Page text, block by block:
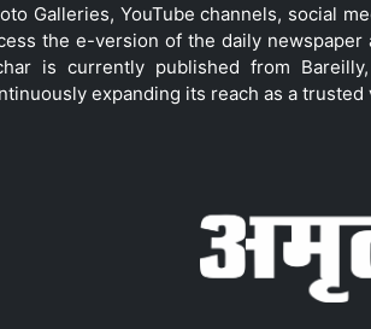
Galleries, YouTube channels, social
the e-version of the daily
is currently published from Bareilly,
expanding its reach as a